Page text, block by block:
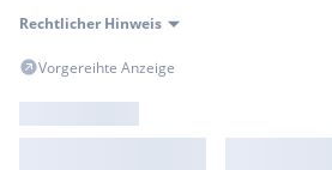
Rechtlicher Hinweis
Vorgereihte Anzeige